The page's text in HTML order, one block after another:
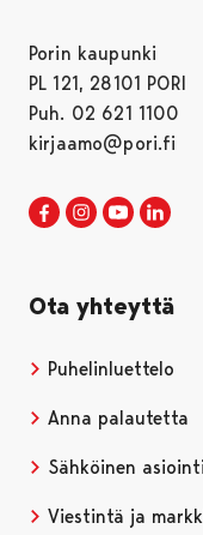
Porin kaupunki
PL 121, 28101 PORI
Puh. 02 621 1100
kirjaamo@pori.fi
Porin kaupunki
Avautuu
Porin
Avautuu
Porin
Ota yhteyttä
Puhelinluettelo
Anna palautetta
Sähköinen
Viestintä ja